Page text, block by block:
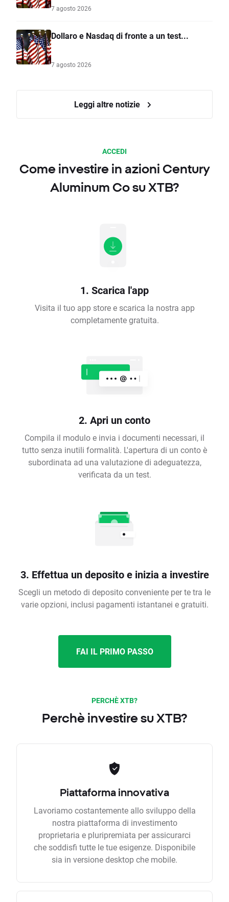
7 agosto 2026
Dollaro e Nasdaq di fronte a un test...
7 agosto 2026
Leggi altre notizie
ACCEDI
Come investire in azioni Century
Aluminum Co su XTB?
1. Scarica l'app
Visita il tuo app store e scarica la nostra app
completamente gratuita.
2. Apri un conto
Compila il modulo e invia i documenti necessari, il
tutto senza inutili formalità. L'apertura di un conto è
subordinata ad una valutazione di adeguatezza,
verificata da un test.
3. Effettua un deposito e inizia a investire
Scegli un metodo di deposito conveniente per te tra le
varie opzioni, inclusi pagamenti istantanei e gratuiti.
FAI IL PRIMO PASSO
PERCHÈ XTB?
Perchè investire su XTB?
Piattaforma innovativa
Lavoriamo costantemente allo sviluppo della
nostra piattaforma di investimento
proprietaria e pluripremiata per assicurarci
che soddisfi tutte le tue esigenze. Disponibile
sia in versione desktop che mobile.